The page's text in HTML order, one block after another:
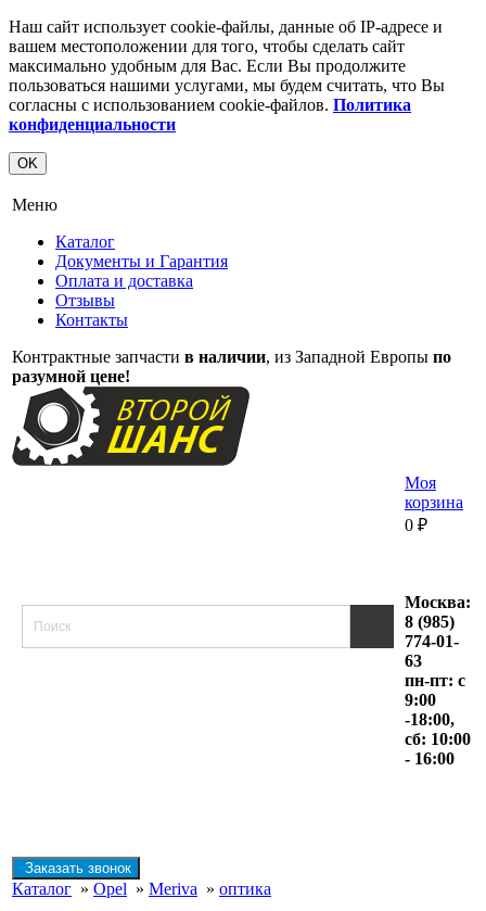
Наш сайт использует cookie-файлы, данные об IP-адресе и
вашем местоположении для того, чтобы сделать сайт
максимально удобным для Вас. Если Вы продолжите
пользоваться нашими услугами, мы будем считать, что Вы
согласны с использованием cookie-файлов. Политика
конфиденциальности
OK
Меню
Каталог
Документы и Гарантия
Оплата и доставка
Отзывы
Контакты
Контрактные запчасти в наличии, из Западной Европы по
разумной цене!
Моя
корзина
0 ₽
Москва:
8 (985)
774-01-
63
пн-пт: с
9:00
-18:00,
сб: 10:00
- 16:00
Заказать звонок
Каталог » Opel » Meriva » оптика